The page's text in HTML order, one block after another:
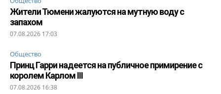
Жители Тюмени жалуются на мутную воду с
запахом
07.08.2026 17:03
Общество
Принц Гарри надеется на публичное примирение с
королем Карлом III
07.08.2026 16:38